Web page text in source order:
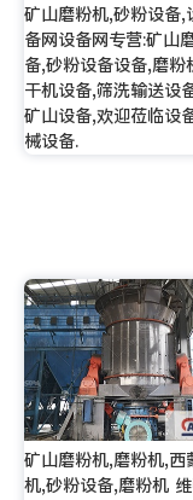
矿山磨粉机,砂粉设备
备网设备网专营:矿山
备,砂粉设备设备,磨粉
干机设备,筛洗输送设
矿山设备,欢迎莅临设
械设备.
矿山磨粉机,磨粉机,西
机,砂粉设备,磨粉机